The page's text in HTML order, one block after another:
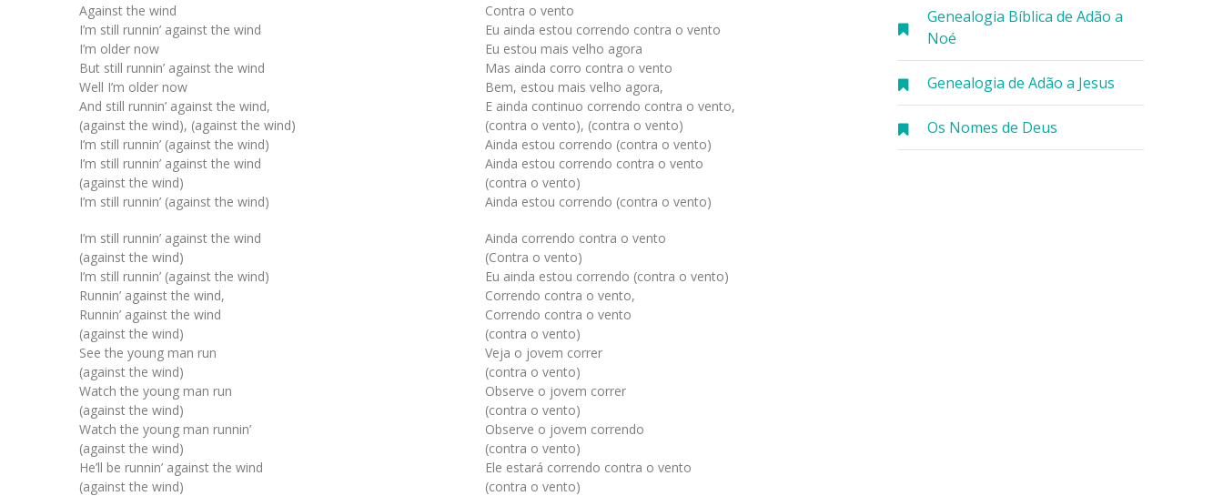
Genealogia Bíblica de Adão a
Noé
Genealogia de Adão a Jesus
Os Nomes de Deus
Against the wind
I’m still runnin’ against the wind
I’m older now
But still runnin’ against the wind
Well I’m older now
And still runnin’ against the wind,
(against the wind), (against the wind)
I’m still runnin’ (against the wind)
I’m still runnin’ against the wind
(against the wind)
I’m still runnin’ (against the wind)
I’m still runnin’ against the wind
(against the wind)
I’m still runnin’ (against the wind)
Runnin’ against the wind,
Runnin’ against the wind
(against the wind)
See the young man run
(against the wind)
Watch the young man run
(against the wind)
Watch the young man runnin’
(against the wind)
He’ll be runnin’ against the wind
(against the wind)
Contra o vento
Eu ainda estou correndo contra o vento
Eu estou mais velho agora
Mas ainda corro contra o vento
Bem, estou mais velho agora,
E ainda continuo correndo contra o vento,
(contra o vento), (contra o vento)
Ainda estou correndo (contra o vento)
Ainda estou correndo contra o vento
(contra o vento)
Ainda estou correndo (contra o vento)
Ainda correndo contra o vento
(Contra o vento)
Eu ainda estou correndo (contra o vento)
Correndo contra o vento,
Correndo contra o vento
(contra o vento)
Veja o jovem correr
(contra o vento)
Observe o jovem correr
(contra o vento)
Observe o jovem correndo
(contra o vento)
Ele estará correndo contra o vento
(contra o vento)